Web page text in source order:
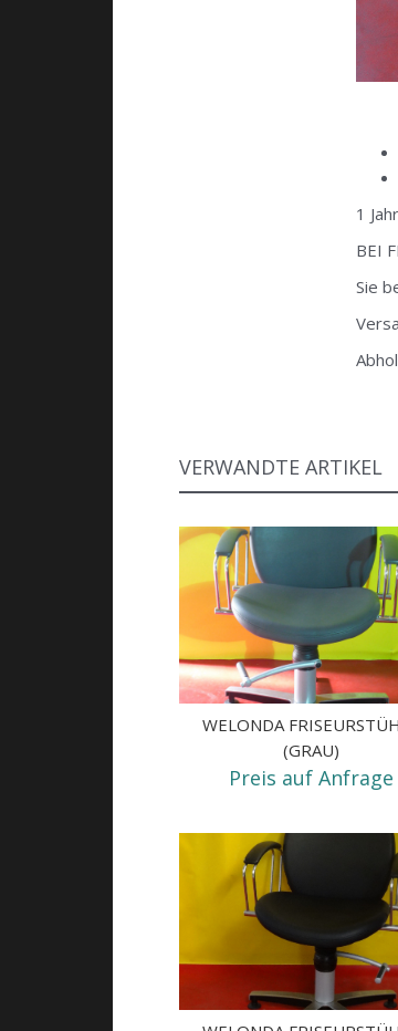
1
BEI
Sie
VERWANDTE ARTIKEL
WELONDA
(GRAU)
Preis auf Anfrage